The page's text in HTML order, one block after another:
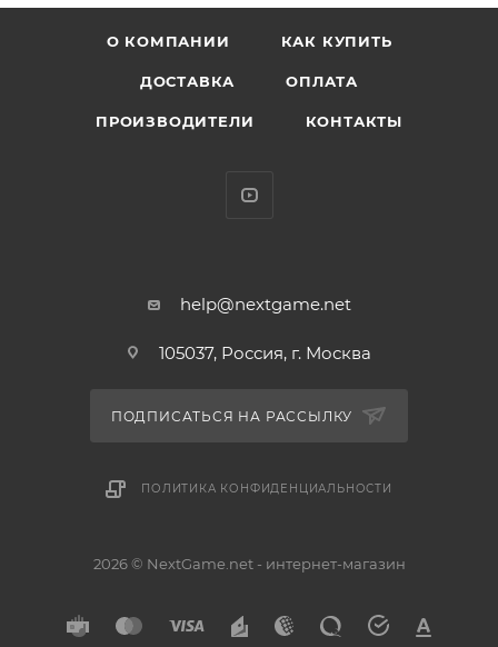
О КОМПАНИИ КАК КУПИТЬ
ДОСТАВКА ОПЛАТА
ПРОИЗВОДИТЕЛИ КОНТАКТЫ
help@nextgame.net
105037, Россия, г. Москва
ПОДПИСАТЬСЯ НА РАССЫЛКУ
ПОЛИТИКА КОНФИДЕНЦИАЛЬНОСТИ
2026 © NextGame.net - интернет-магазин